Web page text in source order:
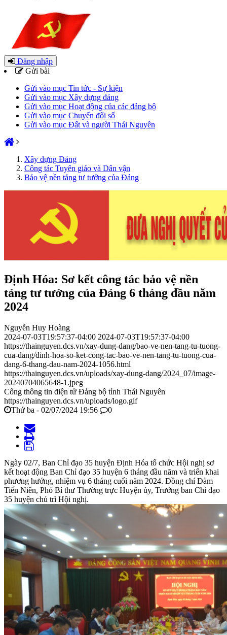
Đăng nhập
Gửi bài
Gửi vào mục Tin tức - Sự kiện
Gửi vào mục Xây dựng đảng
Gửi vào mục Hoạt động của các đảng bộ
Gửi vào mục Chuyển đổi số
Gửi vào mục Đất và người Thái Nguyên
Xây dựng Đảng
Công tác Tuyên giáo và Dân vận
Bảo vệ nền tảng tư tưởng của Đảng
Định Hóa: Sơ kết công tác bảo vệ nền
tảng tư tưởng của Đảng 6 tháng đầu năm
2024
Nguyễn Huy Hoàng
2024-07-03T19:57:37-04:00 2024-07-03T19:57:37-04:00
https://thainguyen.dcs.vn/xay-dung-dang/bao-ve-nen-tang-tu-tuong-
cua-dang/dinh-hoa-so-ket-cong-tac-bao-ve-nen-tang-tu-tuong-cua-
dang-6-thang-dau-nam-2024-1056.html
https://thainguyen.dcs.vn/uploads/xay-dung-dang/2024_07/image-
20240704065648-1.jpeg
Cổng thông tin điện tử Đảng bộ tỉnh Thái Nguyên
https://thainguyen.dcs.vn/uploads/logo.gif
Thứ ba - 02/07/2024 19:56
0
Ngày 02/7, Ban Chỉ đạo 35 huyện Định Hóa tổ chức Hội nghị sơ
kết hoạt động Ban Chỉ đạo 35 huyện 6 tháng đầu năm và triển khai
phương hướng, nhiệm vụ 6 tháng cuối năm 2024. Đồng chí Đàm
Tiến Niên, Phó Bí thư Thường trực Huyện ủy, Trưởng ban Chỉ đạo
35 huyện chủ trì Hội nghị.